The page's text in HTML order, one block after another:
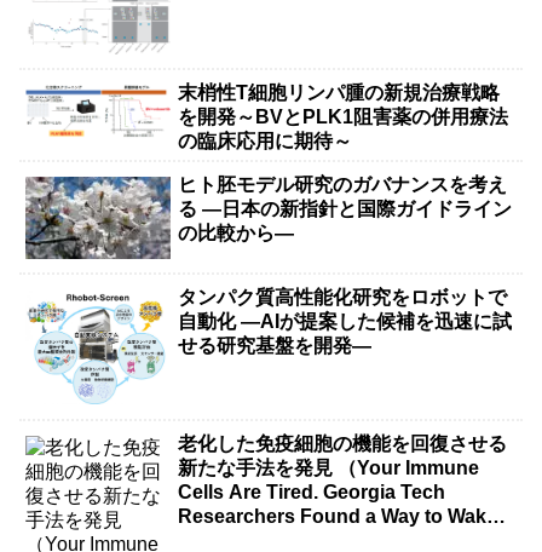
末梢性T細胞リンパ腫の新規治療戦略
を開発～BVとPLK1阻害薬の併用療法
の臨床応用に期待～
ヒト胚モデル研究のガバナンスを考え
る ―日本の新指針と国際ガイドライン
の比較から―
タンパク質高性能化研究をロボットで
自動化 ―AIが提案した候補を迅速に試
せる研究基盤を開発―
老化した免疫細胞の機能を回復させる
新たな手法を発見 （Your Immune
Cells Are Tired. Georgia Tech
Researchers Found a Way to Wake